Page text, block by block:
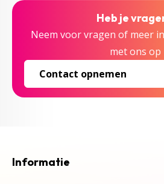
Heb je
Neem voor vragen of meer
met ons op
Contact opnemen
Informatie